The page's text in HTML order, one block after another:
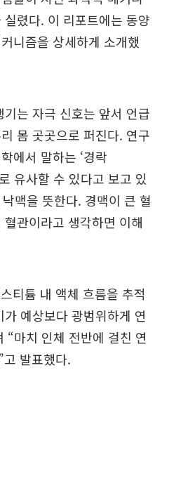
렸다. 이 리포트에는 동양
니즘을 상세하게 소개했
는 자극 신호는 앞서 언급
몸 곳곳으로 퍼진다. 연구
에서 말하는 ‘경락
유사할 수 있다고 보고 있
맥을 뜻한다. 경맥이 큰 혈
관이라고 생각하면 이해
티튬 내 액체 흐름을 추적
예상보다 광범위하게 연
“마치 인체 전반에 걸친 연
발표했다.